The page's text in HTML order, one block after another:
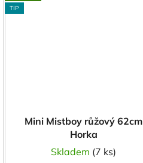
TIP
Mini Mistboy růžový 62cm
Horka
Skladem (7 ks)